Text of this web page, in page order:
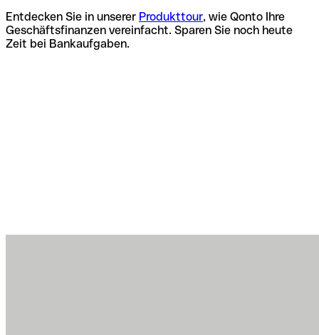
Entdecken Sie in unserer Produkttour, wie Qonto Ihre
Geschäftsfinanzen vereinfacht. Sparen Sie noch heute
Zeit bei Bankaufgaben.